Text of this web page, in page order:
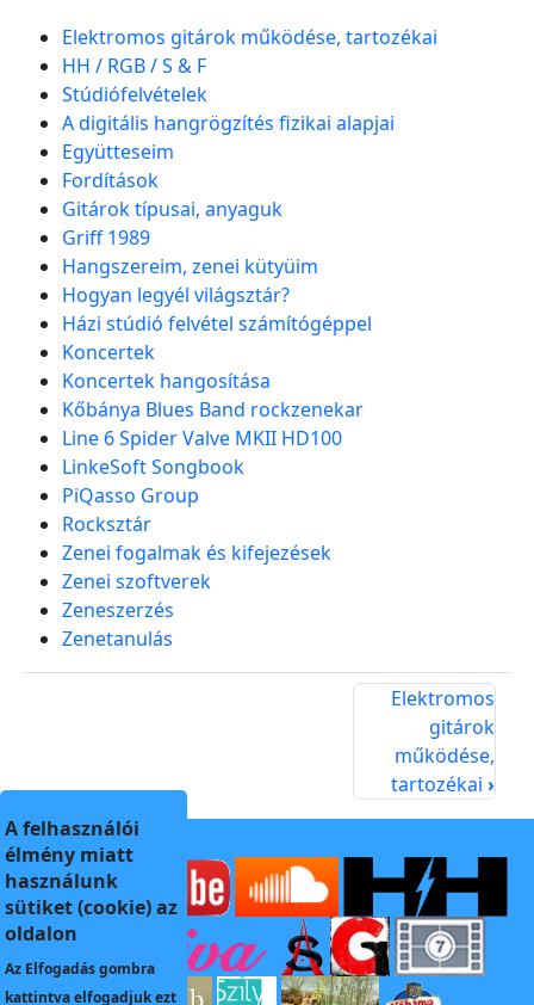
Elektromos gitárok működése, tartozékai
HH / RGB / S & F
Stúdiófelvételek
A digitális hangrögzítés fizikai alapjai
Együtteseim
Fordítások
Gitárok típusai, anyaguk
Griff 1989
Hangszereim, zenei kütyüim
Hogyan legyél világsztár?
Házi stúdió felvétel számítógéppel
Koncertek
Koncertek hangosítása
Kőbánya Blues Band rockzenekar
Line 6 Spider Valve MKII HD100
LinkeSoft Songbook
PiQasso Group
Rocksztár
Zenei fogalmak és kifejezések
Zenei szoftverek
Zeneszerzés
Zenetanulás
Elektromos
gitárok
működése,
tartozékai ›
A felhasználói
élmény miatt
használunk
sütiket (cookie) az
oldalon
Az Elfogadásgombra
kattintva elfogadjuk ezt